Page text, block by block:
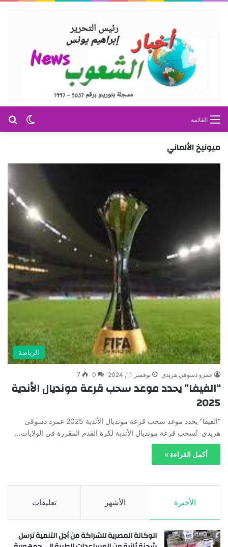
الوضع القائمة
ميونيخ الألماني
الرياضة
عمرو دسوقي هريدي نوفمبر 11, 2024 0
7
“الفيفا” يحدد موعد سحب قرعة مونديال الأندية
2025
“الفيفا” يحدد موعد سحب قرعة مونديال الأندية 2025 عمرد دسوقى
هريدي تُسحب قرعة مونديال الأندية لكرة القدم المقررة في الولايات…
أكمل القراءة »
الأخيرة الأشهر تعليقات
الوكالة المصرية للشراكة من أجل التنمية ترسل